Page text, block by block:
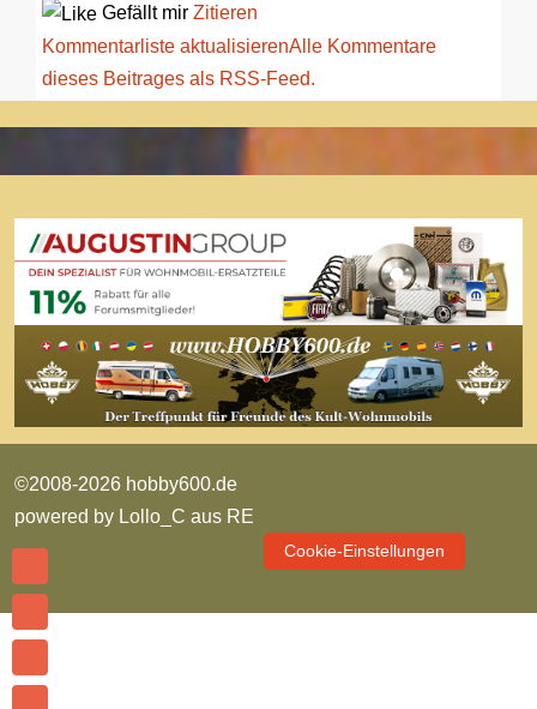
Gefällt mir Zitieren
Kommentarliste aktualisierenAlle Kommentare
dieses Beitrages als RSS-Feed.
©2008-2026 hobby600.de
powered by Lollo_C aus RE
Cookie-Einstellungen